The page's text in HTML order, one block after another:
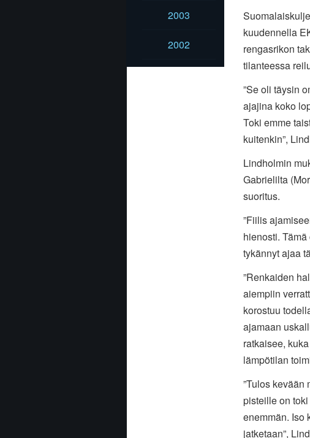
2003
2002
kuudennella
rengasrikon
tilanteessa
”Se oli täysin
ajajina koko
Toki emme
kuitenkin”,
Lindholmin
Gabrielilta
suoritus.
”Fiilis
hienosti.
tykännyt ajaa
”Renkaiden
aiempiin
korostuu
ajamaan
ratkaisee,
lämpötilan
”Tulos kevään
pisteille on
enemmän. Iso
jatketaan”,